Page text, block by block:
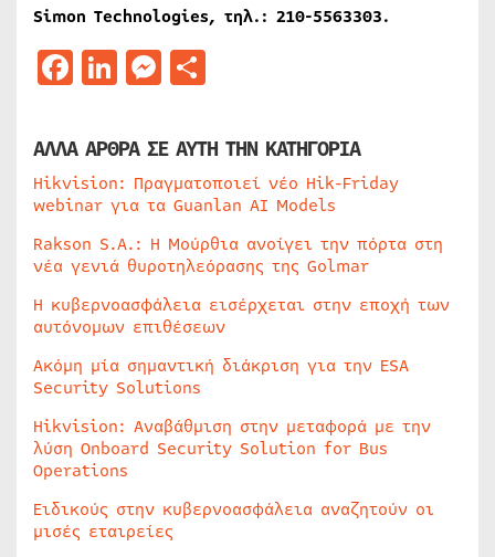
Simon Technologies, τηλ.: 210-5563303.
Facebook
LinkedIn
Messenger
ΑΛΛΑ ΑΡΘΡΑ ΣΕ ΑΥΤΗ ΤΗΝ ΚΑΤΗΓΟΡΙΑ
Hikvision: Πραγματοποιεί νέο Hik-Friday
webinar για τα Guanlan AI Models
Rakson S.A.: Η Μούρθια ανοίγει την πόρτα στη
νέα γενιά θυροτηλεόρασης της Golmar
Η κυβερνοασφάλεια εισέρχεται στην εποχή των
αυτόνομων επιθέσεων
Ακόμη μία σημαντική διάκριση για την ESA
Security Solutions
Hikvision: Αναβάθμιση στην μεταφορά με την
λύση Onboard Security Solution for Bus
Operations
Ειδικούς στην κυβερνοασφάλεια αναζητούν οι
μισές εταιρείες